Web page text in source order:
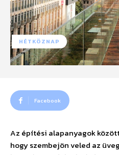
HÉTKÖZNAP
Facebook
Az építési alapanyagok
hogy szembejön veled az